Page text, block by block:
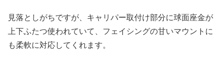
見落としがちですが、キャリパー取付け部分に球面座金が
上下ふたつ使われていて、フェイシングの甘いマウントに
も柔軟に対応してくれます。